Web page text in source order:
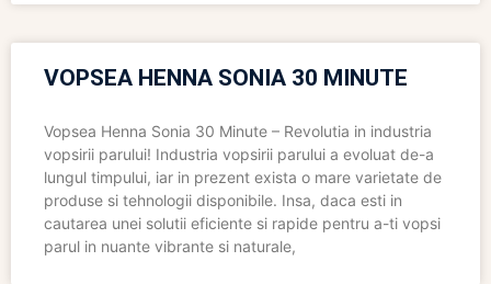
VOPSEA HENNA SONIA 30 MINUTE
Vopsea Henna Sonia 30 Minute – Revolutia in industria
vopsirii parului! Industria vopsirii parului a evoluat de-a
lungul timpului, iar in prezent exista o mare varietate de
produse si tehnologii disponibile. Insa, daca esti in
cautarea unei solutii eficiente si rapide pentru a-ti vopsi
parul in nuante vibrante si naturale,